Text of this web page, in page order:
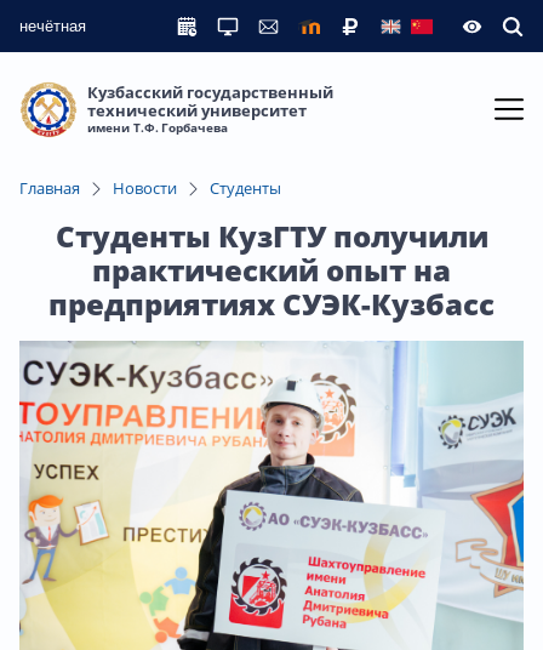
нечётная
Кузбасский государственный
технический университет
имени Т.Ф. Горбачева
Главная Новости Студенты
Студенты КузГТУ получили
практический опыт на
предприятиях СУЭК-Кузбасс